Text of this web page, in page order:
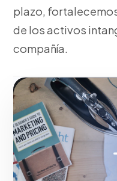
plazo,
de los activos
compañía.
Fase 3:Monitoreo,
ejecutivos.
Hacerlo